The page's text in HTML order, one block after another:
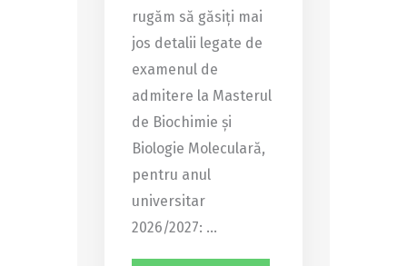
rugăm să găsiți mai
jos detalii legate de
examenul de
admitere la Masterul
de Biochimie și
Biologie Moleculară,
pentru anul
universitar
2026/2027: ...